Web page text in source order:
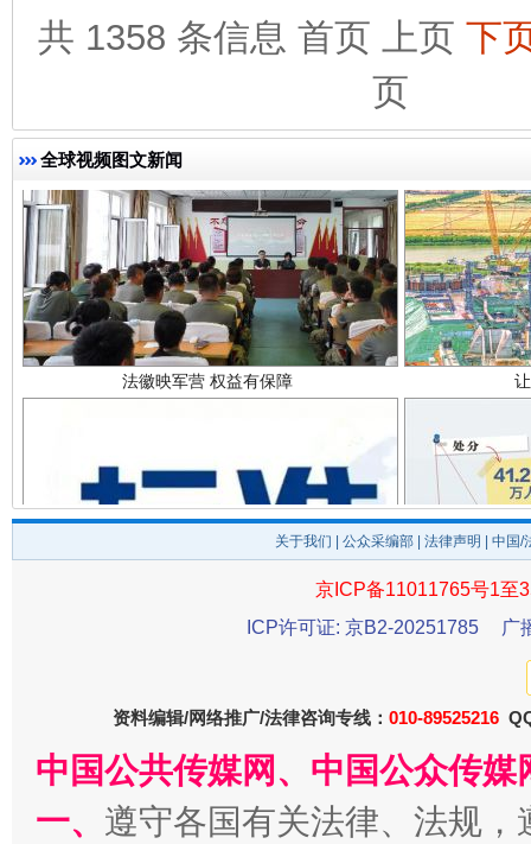
共 1358 条信息 首页 上页 下
页
全球视频图文新闻
法徽映军营 权益有保障
从
关于我们 公众采编部 法律声明 | 中国
京ICP备11011765号1至
ICP许可证: 京B2-20251785
广
资料编辑/网络推广/法律咨询专线： 010-89525216
中国公共传媒网、中国公众传
一、 遵守各国有关法律、法规